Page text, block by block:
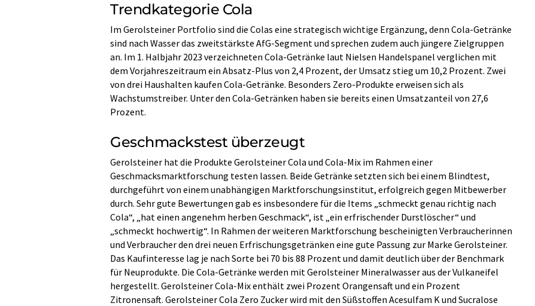
Trendkategorie Cola
Im Gerolsteiner Portfolio sind die Colas eine strategisch wichtige Ergänzung, denn Cola-Getränke
sind nach Wasser das zweitstärkste AfG-Segment und sprechen zudem auch jüngere Zielgruppen
an. Im 1. Halbjahr 2023 verzeichneten Cola-Getränke laut Nielsen Handelspanel verglichen mit
dem Vorjahreszeitraum ein Absatz-Plus von 2,4 Prozent, der Umsatz stieg um 10,2 Prozent. Zwei
von drei Haushalten kaufen Cola-Getränke. Besonders Zero-Produkte erweisen sich als
Wachstumstreiber. Unter den Cola-Getränken haben sie bereits einen Umsatzanteil von 27,6
Prozent.
Geschmackstest überzeugt
Gerolsteiner hat die Produkte Gerolsteiner Cola und Cola-Mix im Rahmen einer
Geschmacksmarktforschung testen lassen. Beide Getränke setzten sich bei einem Blindtest,
durchgeführt von einem unabhängigen Marktforschungsinstitut, erfolgreich gegen Mitbewerber
durch. Sehr gute Bewertungen gab es insbesondere für die Items „schmeckt genau richtig nach
Cola“, „hat einen angenehm herben Geschmack“, ist „ein erfrischender Durstlöscher“ und
„schmeckt hochwertig“. In Rahmen der weiteren Marktforschung bescheinigten Verbraucherinnen
und Verbraucher den drei neuen Erfrischungsgetränken eine gute Passung zur Marke Gerolsteiner.
Das Kaufinteresse lag je nach Sorte bei 70 bis 88 Prozent und damit deutlich über der Benchmark
für Neuprodukte. Die Cola-Getränke werden mit Gerolsteiner Mineralwasser aus der Vulkaneifel
hergestellt. Gerolsteiner Cola-Mix enthält zwei Prozent Orangensaft und ein Prozent
Zitronensaft. Gerolsteiner Cola Zero Zucker wird mit den Süßstoffen Acesulfam K und Sucralose